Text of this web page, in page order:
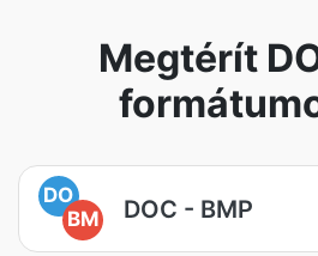
Megtérít
DO
BM
DOC - BMP